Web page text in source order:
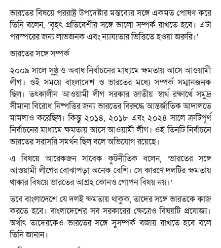
ভারতের বিষয়ে পররাষ্ট্র উপদেষ্টার মন্তব্যের সঙ্গে একমত পোষণ করে
তিনি বলেন, ‘বৃহৎ প্রতিবেশীর সঙ্গে ভালো সম্পর্ক রাখতে হবে। এটা
পরস্পরের জন্য লাভজনক এবং ন্যায্যতার ভিত্তিতে হওয়া জরুরি।’
ভারতের সঙ্গে সম্পর্ক
২০০৯ সালে সুষ্ঠু ও অবাধ নির্বাচনের মাধ্যমে ক্ষমতায় আসে আওয়ামী
লীগ। ওই সময়ে বাংলাদেশ ও ভারতের মধ্যে সম্পর্ক সম্মানজনক
ছিল। তৎকালীন আওয়ামী লীগ সরকার জাতীয় স্বার্থ রক্ষার্থে সমুদ্র
সীমানা বিরোধ নিষ্পত্তির জন্য ভারতের বিরুদ্ধে আন্তর্জাতিক আদালতে
মামলাও করেছিল। কিন্তু ২০১৪, ২০১৮ এবং ২০২৪ সালে ত্রুটিপূর্ণ
নির্বাচনের মাধ্যমে ক্ষমতায় আসে আওয়ামী লীগ। ওই তিনটি নির্বাচনে
ভারতের সরাসরি সমর্থন ছিল বলে অভিযোগ রয়েছে।
এ বিষয়ে আরেকজন সাবেক কূটনীতিক বলেন, ‘ভারতের সঙ্গে
আওয়ামী লীগের বোঝাপড়া অনেক বেশি। সে কারণে দলটির ক্ষমতায়
থাকার বিষয়ে ভারতের আগ্রহ কোনও গোপন বিষয় নয়।’
তবে বাংলাদেশে যে দলই ক্ষমতায় থাকুক, তাদের সঙ্গে ভারতকে কাজ
করতে হবে। বাংলাদেশের সব সরকারের ক্ষেত্রেও বিষয়টি প্রযোজ্য।
অর্থাৎ তাদেরকেও ভারতের সঙ্গে সুসম্পর্ক বজায় রাখতে হবে বলে
তিনি জানান।